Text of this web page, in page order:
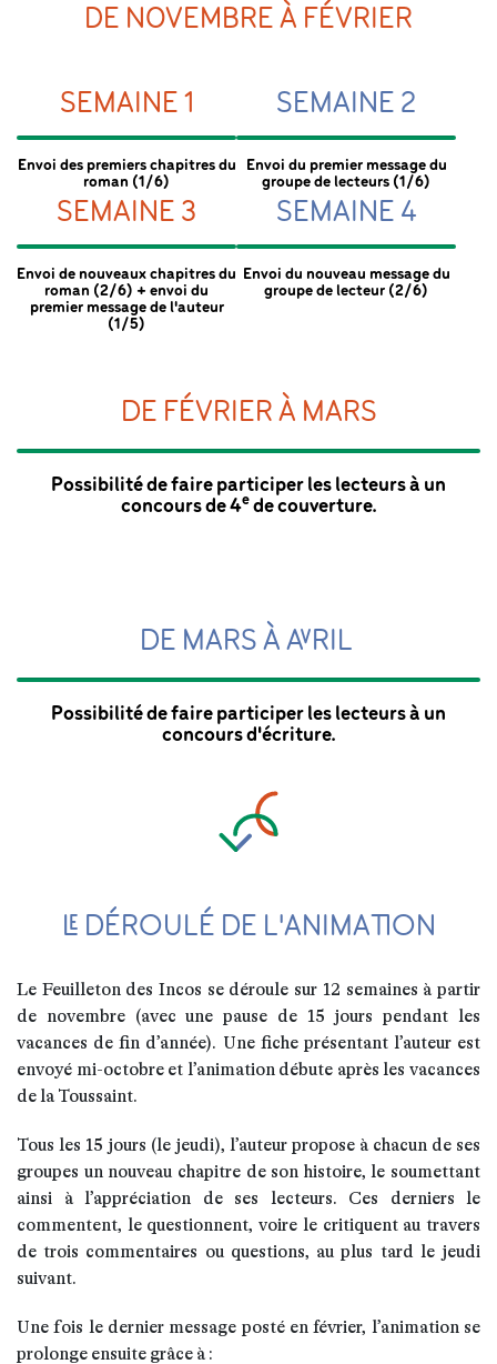
DE NOVEMBRE À FÉVRIER
SEMAINE 1
Envoi des premiers chapitres du
roman (1/6)
SEMAINE 2
Envoi du premier message du
groupe de lecteurs (1/6)
SEMAINE 3
Envoi de nouveaux chapitres du
roman (2/6) + envoi du
premier message de l'auteur
(1/5)
SEMAINE 4
Envoi du nouveau message du
groupe de lecteur (2/6)
DE FÉVRIER À MARS
Possibilité de faire participer les lecteurs à un
concours de 4ede couverture.
DE MARS À AVRIL
Possibilité de faire participer les lecteurs à un
concours d'écriture.
LE DÉROULÉ DE L'ANIMATION
Le Feuilleton des Incos se déroule sur 12 semaines à partir
de novembre (avec une pause de 15 jours pendant les
vacances de fin d’année). Une fiche présentant l’auteur est
envoyé mi-octobre et l’animation débute après les vacances
de la Toussaint.
Tous les 15 jours (le jeudi), l’auteur propose à chacun de ses
groupes un nouveau chapitre de son histoire, le soumettant
ainsi à l’appréciation de ses lecteurs. Ces derniers le
commentent, le questionnent, voire le critiquent au travers
de trois commentaires ou questions, au plus tard le jeudi
suivant.
Une fois le dernier message posté en février, l’animation se
prolonge ensuite grâce à :